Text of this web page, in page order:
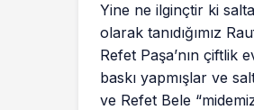
Yine ne ilginçtir ki
olarak tanıdığımız
Refet Paşa’nın çiftlik
baskı yapmışlar ve
ve Refet Bele